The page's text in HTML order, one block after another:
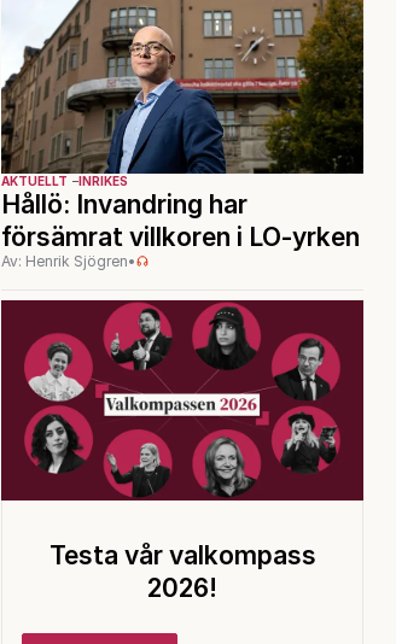
AKTUELLT INRIKES
Hållö: Invandring har
försämrat villkoren i LO-yrken
Av: Henrik Sjögren•
Testa vår valkompass
2026!